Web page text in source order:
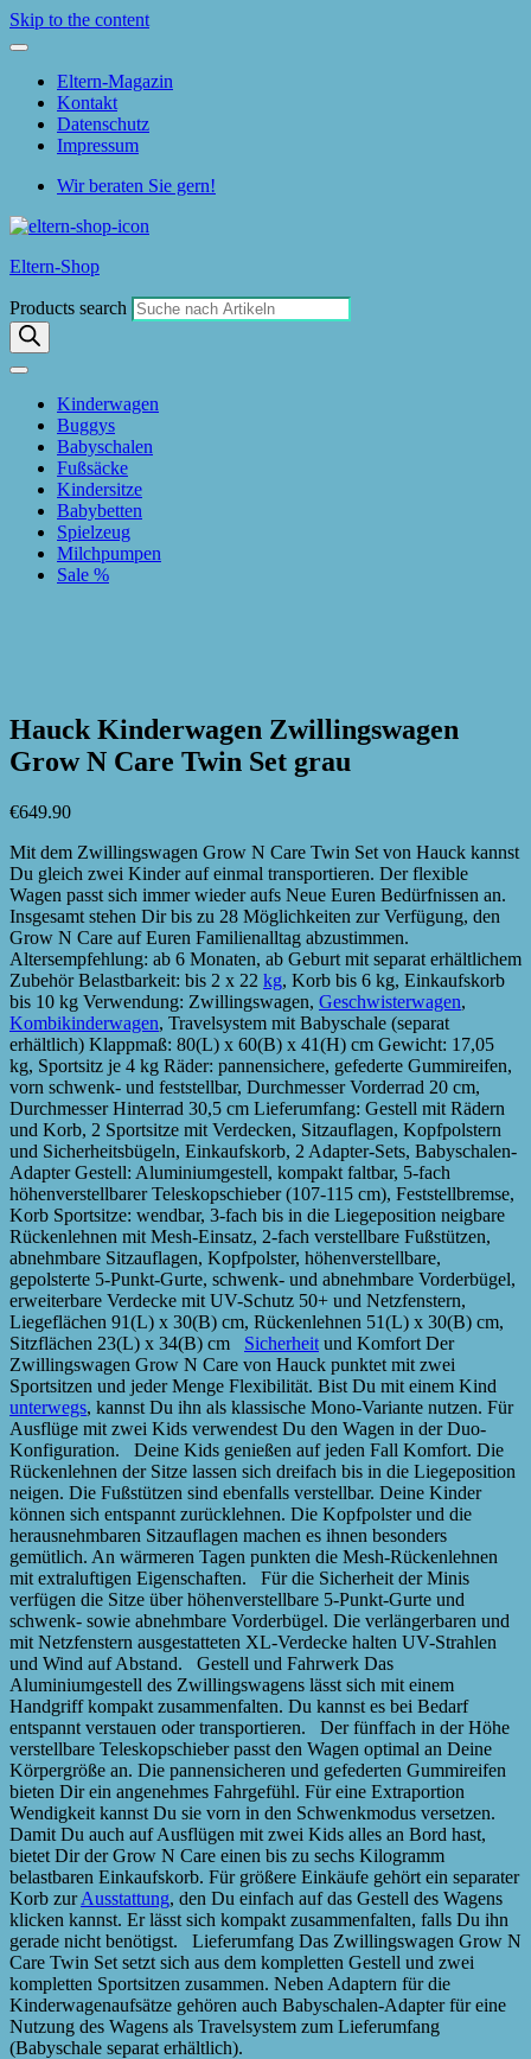
Skip to the content
Eltern-Magazin
Kontakt
Datenschutz
Impressum
Wir beraten Sie gern!
Eltern-Shop
Products search
Kinderwagen
Buggys
Babyschalen
Fußsäcke
Kindersitze
Babybetten
Spielzeug
Milchpumpen
Sale %
Hauck Kinderwagen Zwillingswagen
Grow N Care Twin Set grau
€649.90
Mit dem Zwillingswagen Grow N Care Twin Set von Hauck kannst
Du gleich zwei Kinder auf einmal transportieren. Der flexible
Wagen passt sich immer wieder aufs Neue Euren Bedürfnissen an.
Insgesamt stehen Dir bis zu 28 Möglichkeiten zur Verfügung, den
Grow N Care auf Euren Familienalltag abzustimmen.
Altersempfehlung: ab 6 Monaten, ab Geburt mit separat erhältlichem
Zubehör Belastbarkeit: bis 2 x 22 kg, Korb bis 6 kg, Einkaufskorb
bis 10 kg Verwendung: Zwillingswagen, Geschwisterwagen,
Kombikinderwagen, Travelsystem mit Babyschale (separat
erhältlich) Klappmaß: 80(L) x 60(B) x 41(H) cm Gewicht: 17,05
kg, Sportsitz je 4 kg Räder: pannensichere, gefederte Gummireifen,
vorn schwenk- und feststellbar, Durchmesser Vorderrad 20 cm,
Durchmesser Hinterrad 30,5 cm Lieferumfang: Gestell mit Rädern
und Korb, 2 Sportsitze mit Verdecken, Sitzauflagen, Kopfpolstern
und Sicherheitsbügeln, Einkaufskorb, 2 Adapter-Sets, Babyschalen-
Adapter Gestell: Aluminiumgestell, kompakt faltbar, 5-fach
höhenverstellbarer Teleskopschieber (107-115 cm), Feststellbremse,
Korb Sportsitze: wendbar, 3-fach bis in die Liegeposition neigbare
Rückenlehnen mit Mesh-Einsatz, 2-fach verstellbare Fußstützen,
abnehmbare Sitzauflagen, Kopfpolster, höhenverstellbare,
gepolsterte 5-Punkt-Gurte, schwenk- und abnehmbare Vorderbügel,
erweiterbare Verdecke mit UV-Schutz 50+ und Netzfenstern,
Liegeflächen 91(L) x 30(B) cm, Rückenlehnen 51(L) x 30(B) cm,
Sitzflächen 23(L) x 34(B) cm Sicherheit und Komfort Der
Zwillingswagen Grow N Care von Hauck punktet mit zwei
Sportsitzen und jeder Menge Flexibilität. Bist Du mit einem Kind
unterwegs, kannst Du ihn als klassische Mono-Variante nutzen. Für
Ausflüge mit zwei Kids verwendest Du den Wagen in der Duo-
Konfiguration. Deine Kids genießen auf jeden Fall Komfort. Die
Rückenlehnen der Sitze lassen sich dreifach bis in die Liegeposition
neigen. Die Fußstützen sind ebenfalls verstellbar. Deine Kinder
können sich entspannt zurücklehnen. Die Kopfpolster und die
herausnehmbaren Sitzauflagen machen es ihnen besonders
gemütlich. An wärmeren Tagen punkten die Mesh-Rückenlehnen
mit extraluftigen Eigenschaften. Für die Sicherheit der Minis
verfügen die Sitze über höhenverstellbare 5-Punkt-Gurte und
schwenk- sowie abnehmbare Vorderbügel. Die verlängerbaren und
mit Netzfenstern ausgestatteten XL-Verdecke halten UV-Strahlen
und Wind auf Abstand. Gestell und Fahrwerk Das
Aluminiumgestell des Zwillingswagens lässt sich mit einem
Handgriff kompakt zusammenfalten. Du kannst es bei Bedarf
entspannt verstauen oder transportieren. Der fünffach in der Höhe
verstellbare Teleskopschieber passt den Wagen optimal an Deine
Körpergröße an. Die pannensicheren und gefederten Gummireifen
bieten Dir ein angenehmes Fahrgefühl. Für eine Extraportion
Wendigkeit kannst Du sie vorn in den Schwenkmodus versetzen.
Damit Du auch auf Ausflügen mit zwei Kids alles an Bord hast,
bietet Dir der Grow N Care einen bis zu sechs Kilogramm
belastbaren Einkaufskorb. Für größere Einkäufe gehört ein separater
Korb zurAusstattung, den Du einfach auf das Gestell des Wagens
klicken kannst. Er lässt sich kompakt zusammenfalten, falls Du ihn
gerade nicht benötigst. Lieferumfang Das Zwillingswagen Grow N
Care Twin Set setzt sich aus dem kompletten Gestell und zwei
kompletten Sportsitzen zusammen. Neben Adaptern für die
Kinderwagenaufsätze gehören auch Babyschalen-Adapter für eine
Nutzung des Wagens als Travelsystem zum Lieferumfang
(Babyschale separat erhältlich).